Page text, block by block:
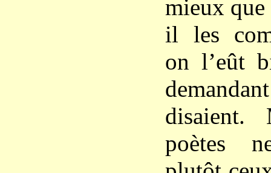
mieux que
il les
on l’eût
disaient.
poètes